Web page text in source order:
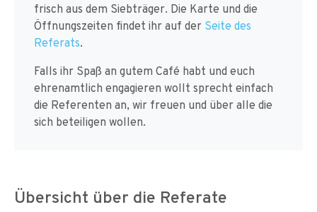
frisch aus dem Siebträger. Die Karte und die
Öffnungszeiten findet ihr auf der Seite des
Referats.
Falls ihr Spaß an gutem Café habt und euch
ehrenamtlich engagieren wollt sprecht einfach
die Referenten an, wir freuen und über alle die
sich beteiligen wollen.
Übersicht über die Referate